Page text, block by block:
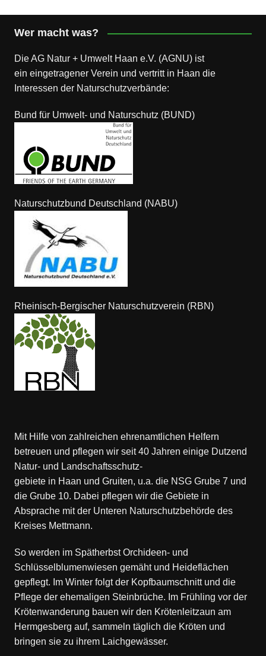
Wer macht was?
Die AG Natur + Umwelt Haan e.V. (AGNU) ist
ein eingetragener Verein und vertritt in Haan die
Interessen der Naturschutzverbände:
Bund für Umwelt- und Naturschutz (BUND)
Naturschutzbund Deutschland (NABU)
Rheinisch-Bergischer Naturschutzverein (RBN)
Mit Hilfe von zahlreichen ehrenamtlichen Helfern
betreuen und pflegen wir seit 40 Jahren einige Dutzend
Natur- und Landschaftsschutz-
gebiete in Haan und Gruiten, u.a. die NSG Grube 7 und
die Grube 10. Dabei pflegen wir die Gebiete in
Absprache mit der Unteren Naturschutzbehörde des
Kreises Mettmann.
So werden im Spätherbst Orchideen- und
Schlüsselblumenwiesen gemäht und Heideflächen
gepflegt. Im Winter folgt der Kopfbaumschnitt und die
Pflege der ehemaligen Steinbrüche. Im Frühling vor der
Krötenwanderung bauen wir den Krötenleitzaun am
Hermgesberg auf, sammeln täglich die Kröten und
bringen sie zu ihrem Laichgewässer.